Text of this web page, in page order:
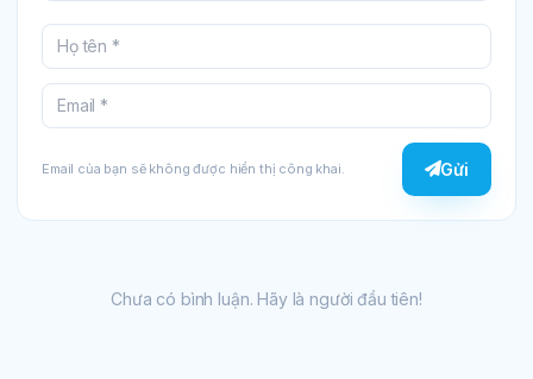
Email của bạn sẽ không được hiển thị công khai. Gửi
Chưa có bình luận. Hãy là người đầu tiên!